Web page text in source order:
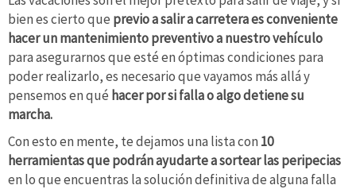
bien es cierto que previo a salir a carretera es conveniente
hacer un mantenimiento preventivo a nuestro vehículo
para asegurarnos que esté en óptimas condiciones para
poder realizarlo, es necesario que vayamos más allá y
pensemos en qué hacer por si falla o algo detiene su
marcha.
Con esto en mente, te dejamos una lista con 10
herramientas que podrán ayudarte a sortear las peripecias
en lo que encuentras la solución definitiva de alguna falla